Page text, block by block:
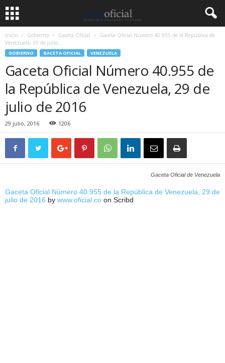
Inicio Gobierno Gaceta Oficial
Gaceta Oficial Número 40.955 de la República de
Venezuela, 29 de julio...
GOBIERNO GACETA OFICIAL VENEZUELA
Gaceta Oficial Número 40.955 de
la República de Venezuela, 29 de
julio de 2016
29 julio, 2016 1206
Gaceta Oficial de Venezuela
Gaceta Oficial Número 40.955 de la República de Venezuela, 29 de
julio de 2016 by www.oficial.co on Scribd